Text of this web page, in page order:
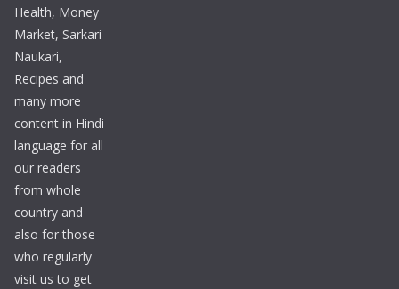
Health, Money
Market, Sarkari
Naukari,
Recipes and
many more
content in Hindi
language for all
our readers
from whole
country and
also for those
who regularly
visit us to get